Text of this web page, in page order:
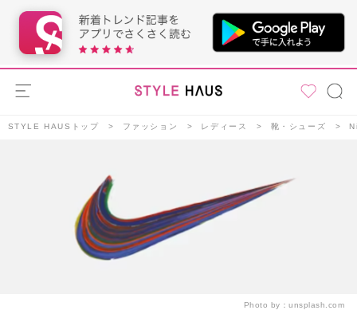
STYLE HAUSトップ ファッション レディース 靴・シューズ
Photo by： unsplash.com